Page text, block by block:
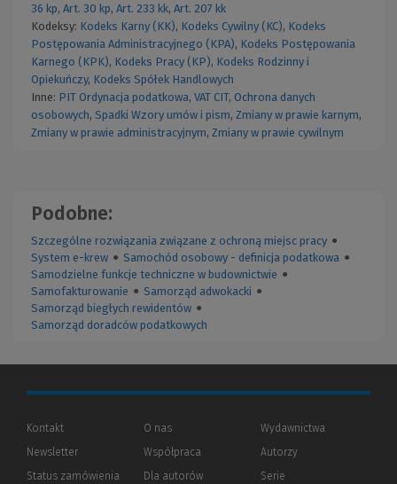
36 kp, Art. 30 kp, Art. 233 kk, Art. 207 kk
Kodeksy: Kodeks Karny (KK), Kodeks Cywilny (KC), Kodeks
Postępowania Administracyjnego (KPA), Kodeks Postępowania
Karnego (KPK), Kodeks Pracy (KP), Kodeks Rodzinny i
Opiekuńczy, Kodeks Spółek Handlowych
Inne: PIT Ordynacja podatkowa, VAT CIT, Ochrona danych
osobowych, Spadki Wzory umów i pism, Zmiany w prawie karnym,
Zmiany w prawie administracyjnym, Zmiany w prawie cywilnym
Podobne:
Szczególne rozwiązania związane z ochroną miejsc pracy ●
System e-krew ● Samochód osobowy - definicja podatkowa ●
Samodzielne funkcje techniczne w budownictwie ●
Samofakturowanie ● Samorząd adwokacki ●
Samorząd biegłych rewidentów ●
Samorząd doradców podatkowych
Kontakt
Newsletter
Status zamówienia
O nas
Współpraca
Dla autorów(Nowe
(Link
Wydawnictwa
Autorzy
Serie